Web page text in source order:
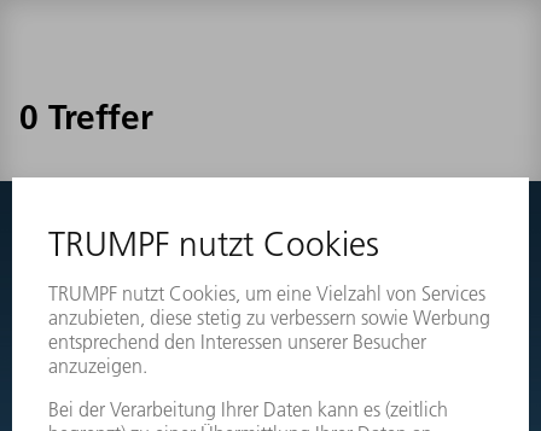
0 Treffer
Nichts gefunden?
Wechseln Sie einfach zu den Explosionszeichnungen Ihrer
Maschinen und bestellen Sie das benötigte Teil direkt.
EXPLOSIONSZEICHNUNGEN